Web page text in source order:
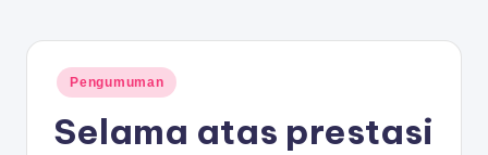
Posted
in
Pengumuman
Selama atas prestasi